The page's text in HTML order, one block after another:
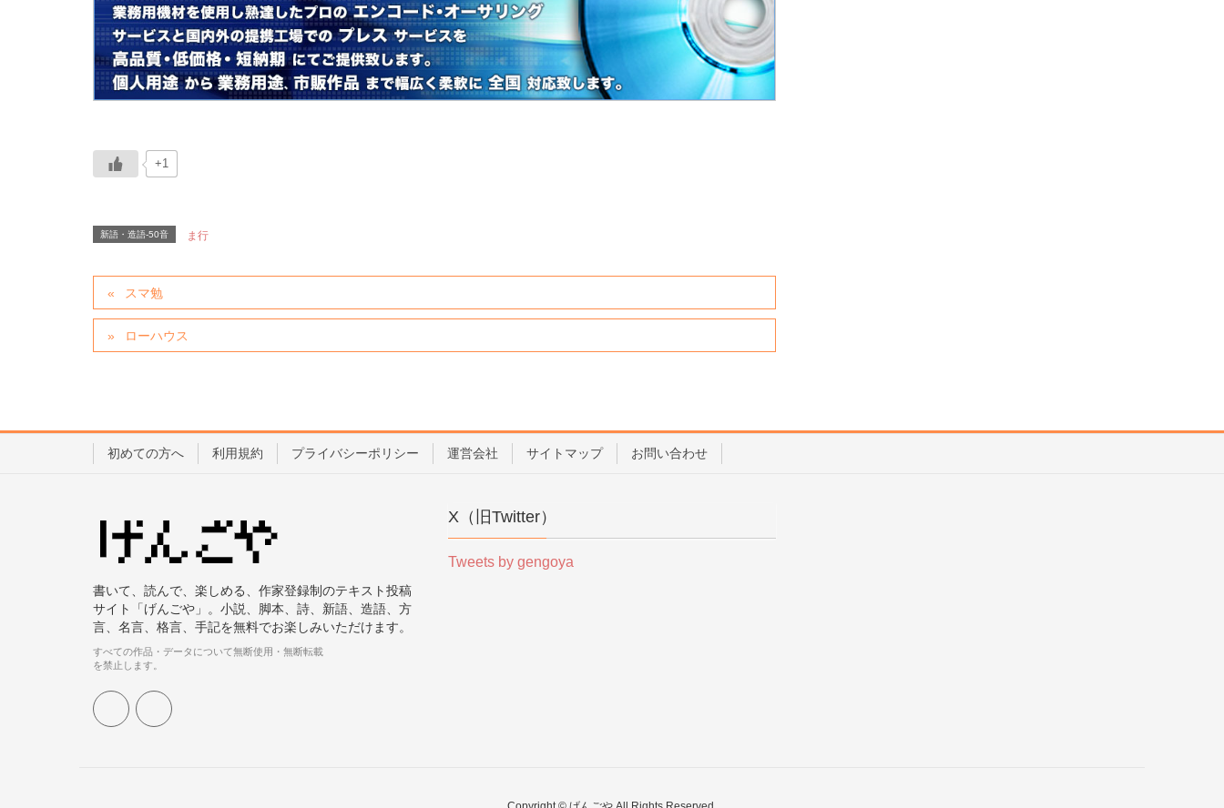
+1
新語・造語-50音 ま行
スマ勉
ローハウス
初めての方へ 利用規約 プライバシーポリシー 運営会社 サイトマップ お問い合わせ
書いて、読んで、楽しめる、作家登録制のテキスト投稿
サイト「げんごや」。小説、脚本、詩、新語、造語、方
言、名言、格言、手記を無料でお楽しみいただけます。
すべての作品・データについて無断使用・無断転載
を禁止します。
X（旧Twitter）
Tweets by gengoya